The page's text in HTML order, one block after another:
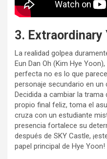
3. Extraordinary
La realidad golpea
Eun Dan Oh (Kim Hye
perfecta no es lo que
personaje secundario en
Decidida a cambiar la
propio final feliz, toma el
cruza con un estudiante
presencia fortalece su
después de SKY Castle,
papel principal de Hye Yoon!